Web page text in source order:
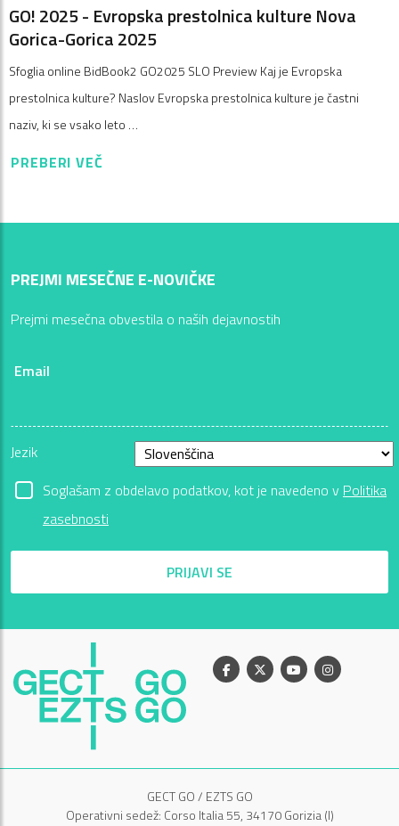
GO! 2025 - Evropska prestolnica kulture Nova
Gorica-Gorica 2025
Sfoglia online BidBook2 GO2025 SLO Preview Kaj je Evropska
prestolnica kulture? Naslov Evropska prestolnica kulture je častni
naziv, ki se vsako leto …
PREBERI VEČ
PREJMI MESEČNE E-NOVIČKE
Prejmi mesečna obvestila o naših dejavnostih
Email
Jezik
Soglašam z obdelavo podatkov, kot je navedeno v Politika
zasebnosti
PRIJAVI SE
Facebook
X YoutubeInstagram
GECT GO / EZTS GO
Operativni sedež: Corso Italia 55, 34170 Gorizia (I)